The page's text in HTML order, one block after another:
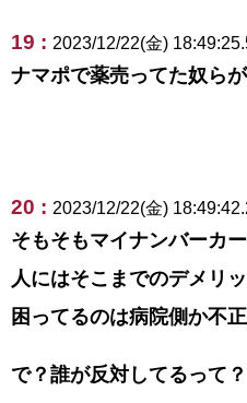
19 : 2023/12/22(金)
ナマポで薬売ってた奴ら
20 : 2023/12/22(金)
そもそもマイナンバーカ
人にはそこまでのデメリ
困ってるのは病院側か不
で？誰が反対してるって？